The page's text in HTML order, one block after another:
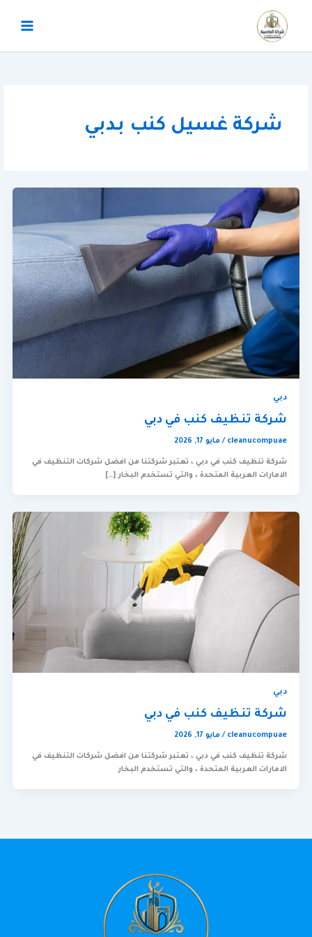
المحتوى
شركة غسيل كنب بدبي
دبي
شركة تنظيف كنب في دبي
cleanucompuae
/ مايو 17, 2026
شركة تنظيف كنب في دبي ، تعتبر شركتنا من افضل شركات التنظيف في
الامارات العربية المتحدة ، والتي تستخدم البخار […]
دبي
شركة تنظيف كنب في دبي
cleanucompuae
/ مايو 17, 2026
شركة تنظيف كنب في دبي ، تعتبر شركتنا من افضل شركات التنظيف في
الامارات العربية المتحدة ، والتي تستخدم البخار